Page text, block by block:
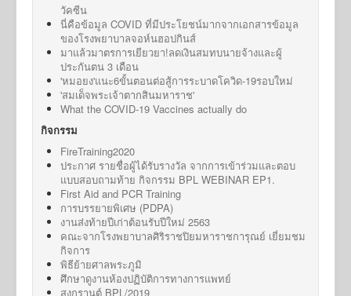
วัคซีน
นี่คือข้อมูล COVID ที่มีประโยชน์มากจากเอกสารข้อมูล
ของโรงพยาบาลจอห์นฮอปกินส์
มาแล้วมาตรการเยียวยา!ลดเงินสมทบนายจ้างและผู้
ประกันตน 3 เดือน
'หมอยง'แนะ6ขั้นตอนต่อสู้การระบาดโควิด-19รอบใหม่
'สมเด็จพระเจ้าตากสินมหาราช'
What the COVID-19 Vaccines actually do
กิจกรรม
FireTraining2020
ประกาศ รายชื่อผู้ได้รับรางวัล จากการเข้าร่วมและตอบ
แบบสอบถามท้าย กิจกรรม BPL WEBINAR EP1.
First Aid and PCR Training
การบรรยายพิเศษ (PDPA)
งานส่งท้ายปีเก่าต้อนรับปีใหม่ 2563
คณะจากโรงพยาบาลศิริราชปิยมหาราชการุณย์ เยี่ยมชม
กิจการ
พิธีย้ายศาลพระภูมิ
ศึกษาดูงานห้องปฏิบัติการทางการแพทย์
สงกรานต์ BPL/2019